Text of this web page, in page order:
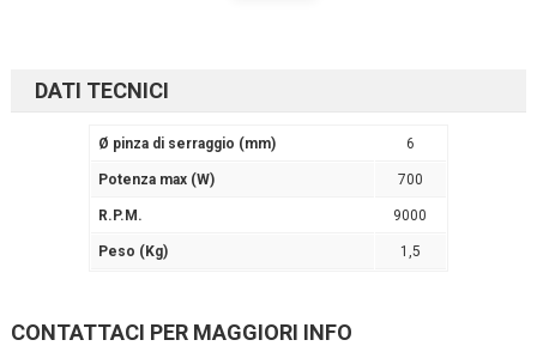
DATI TECNICI
Ø pinza di serraggio (mm) 6
Potenza max (W) 700
R.P.M. 9000
Peso (Kg) 1,5
CONTATTACI PER MAGGIORI INFO